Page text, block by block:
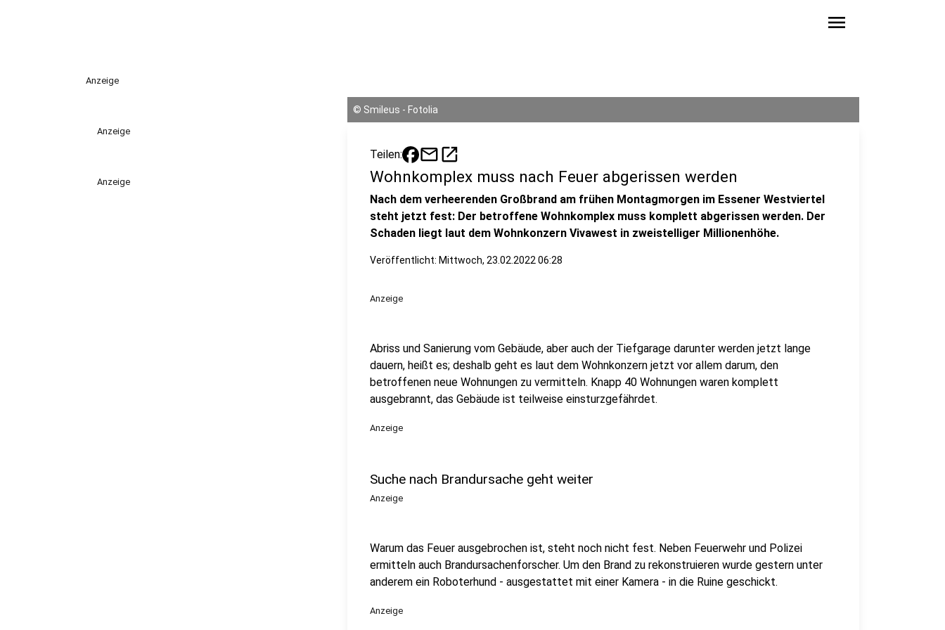
menu
Anzeige
Anzeige
Anzeige
© Smileus - Fotolia
Teilen: mailopen_in_new
Wohnkomplex muss nach Feuer abgerissen werden
Nach dem verheerenden Großbrand am frühen Montagmorgen im Essener Westviertel
steht jetzt fest: Der betroffene Wohnkomplex muss komplett abgerissen werden. Der
Schaden liegt laut dem Wohnkonzern Vivawest in zweistelliger Millionenhöhe.
Veröffentlicht: Mittwoch, 23.02.2022 06:28
Anzeige
Abriss und Sanierung vom Gebäude, aber auch der Tiefgarage darunter werden jetzt lange
dauern, heißt es; deshalb geht es laut dem Wohnkonzern jetzt vor allem darum, den
betroffenen neue Wohnungen zu vermitteln. Knapp 40 Wohnungen waren komplett
ausgebrannt, das Gebäude ist teilweise einsturzgefährdet.
Anzeige
Suche nach Brandursache geht weiter
Anzeige
Warum das Feuer ausgebrochen ist, steht noch nicht fest. Neben Feuerwehr und Polizei
ermitteln auch Brandursachenforscher. Um den Brand zu rekonstruieren wurde gestern unter
anderem ein Roboterhund - ausgestattet mit einer Kamera - in die Ruine geschickt.
Anzeige